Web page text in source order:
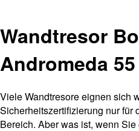
Wandtresor
Andromeda 55
Viele Wandtresore eignen sich
Sicherheitszertifizierung nur für
Bereich. Aber was ist, wenn